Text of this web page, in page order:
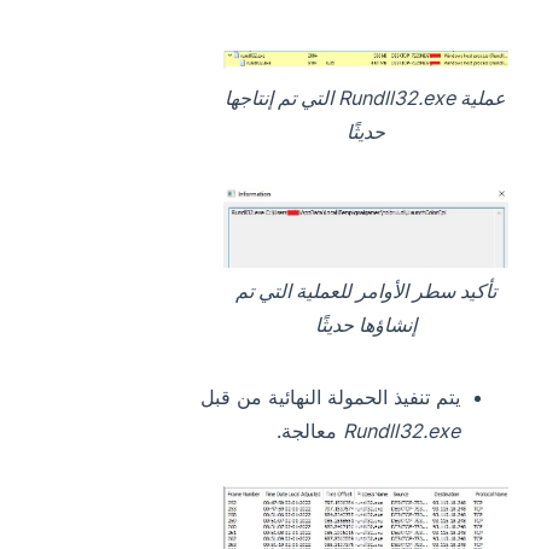
عملية Rundll32.exe التي تم إنتاجها
حديثًا
تأكيد سطر الأوامر للعملية التي تم
إنشاؤها حديثًا
يتم تنفيذ الحمولة النهائية من قبل
Rundll32.exe معالجة.